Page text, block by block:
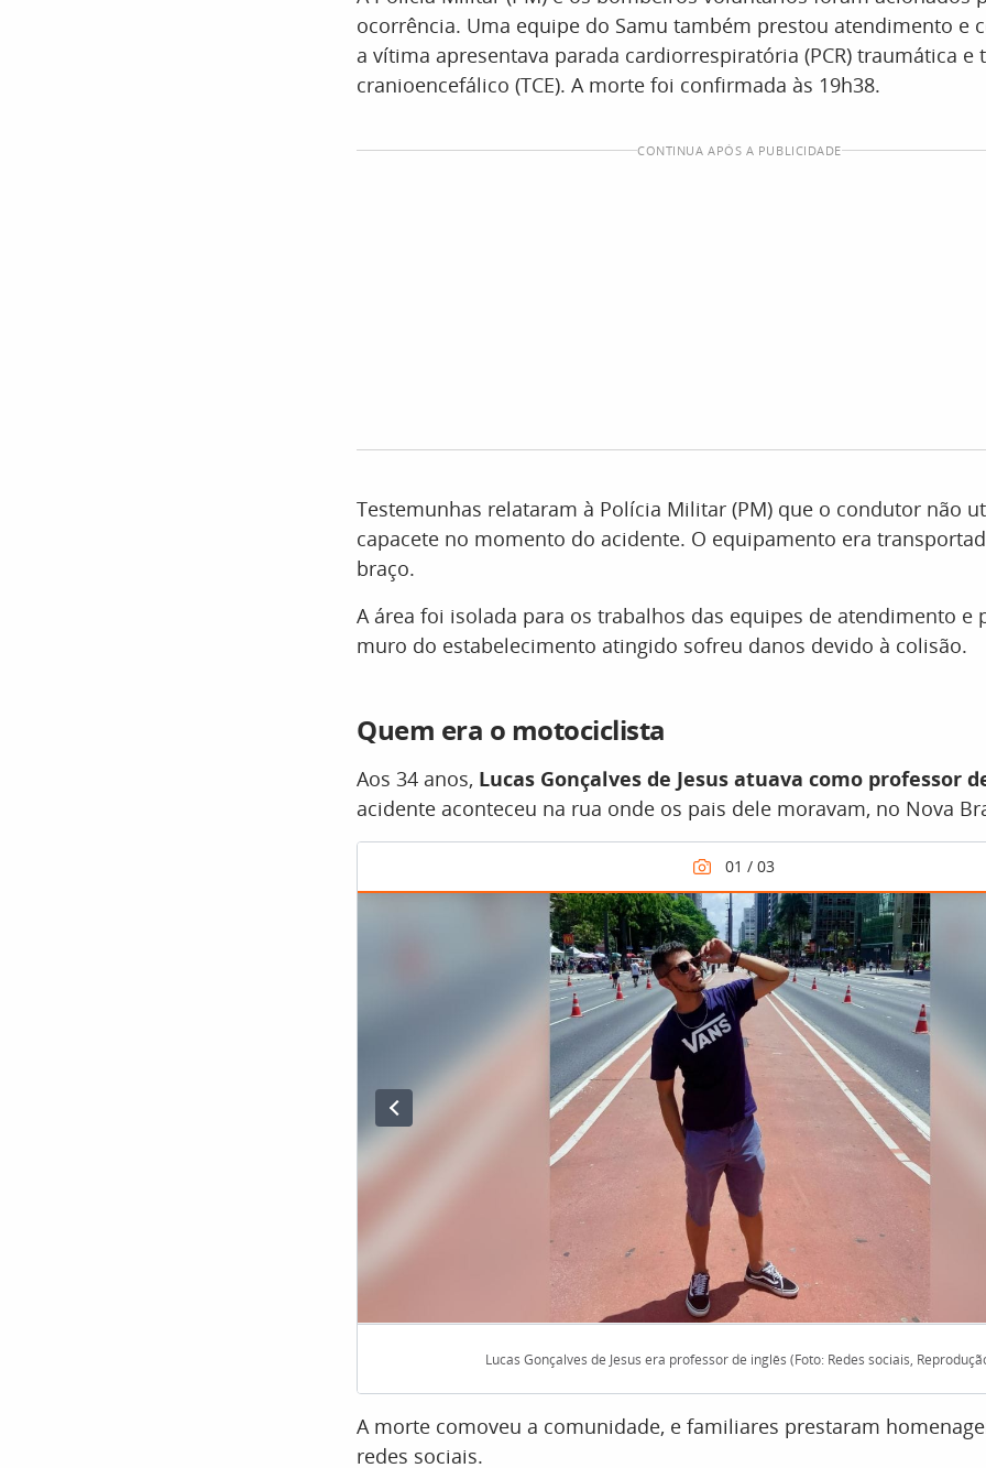
ocorrência. Uma equipe do Samu também prestou atendimento e
a vítima apresentava parada cardiorrespiratória (PCR) traumática e
cranioencefálico (TCE). A morte foi confirmada às 19h38.
CONTINUA APÓS A PUBLICIDADE
Testemunhas relataram à Polícia Militar (PM) que o condutor não
capacete no momento do acidente. O equipamento era
braço.
A área foi isolada para os trabalhos das equipes de atendimento e
muro do estabelecimento atingido sofreu danos devido à colisão.
Quem era o motociclista
Aos 34 anos, Lucas Gonçalves de Jesus atuava como professor
acidente aconteceu na rua onde os pais dele moravam, no Nova
Lucas Gonçalves de Jesus era professor de inglês (Foto: Redes sociais,
A morte comoveu a comunidade, e familiares prestaram
redes sociais.